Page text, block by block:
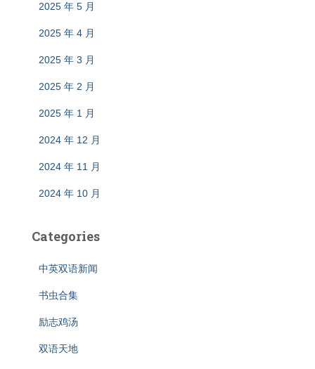
2025 年 5 月
2025 年 4 月
2025 年 3 月
2025 年 2 月
2025 年 1 月
2024 年 12 月
2024 年 11 月
2024 年 10 月
Categories
中英双语新闻
书虫合集
励志鸡汤
双语天地